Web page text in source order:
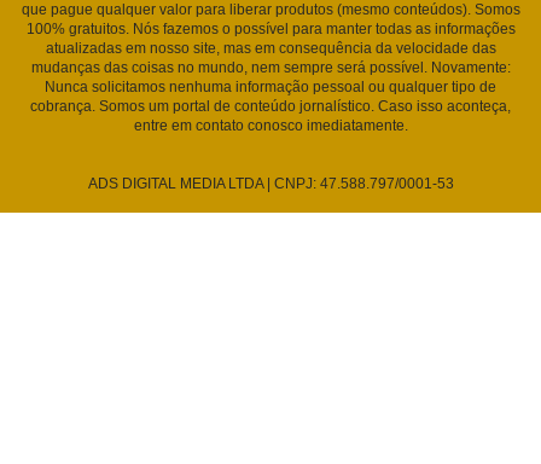
que pague qualquer valor para liberar produtos (mesmo conteúdos). Somos
100% gratuitos. Nós fazemos o possível para manter todas as informações
atualizadas em nosso site, mas em consequência da velocidade das
mudanças das coisas no mundo, nem sempre será possível. Novamente:
Nunca solicitamos nenhuma informação pessoal ou qualquer tipo de
cobrança. Somos um portal de conteúdo jornalístico. Caso isso aconteça,
entre em contato conosco imediatamente.
ADS DIGITAL MEDIA LTDA | CNPJ: 47.588.797/0001-53